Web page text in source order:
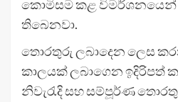
කොමි­සම කළ විම­ර්ශ­න­යෙන්
තිබෙ­නවා.
තොර­තුරු ලබා­දෙන ලෙස
කාල­යක් ලබා­ගෙන ඉදි­රි­පත්
නිවැ­රැදි සහ සම්පූර්ණ